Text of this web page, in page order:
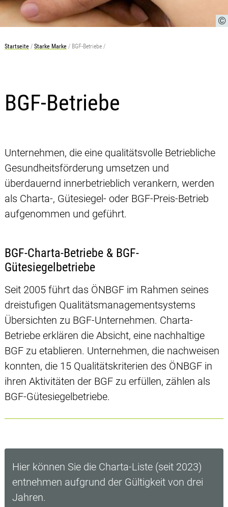
Startseite Starke Marke BGF-Betriebe
BGF-Betriebe
Unternehmen, die eine qualitätsvolle Betriebliche
Gesundheitsförderung umsetzen und
überdauernd innerbetrieblich verankern, werden
als Charta-, Gütesiegel- oder BGF-Preis-Betrieb
aufgenommen und geführt.
BGF-Charta-Betriebe & BGF-
Gütesiegelbetriebe
Seit 2005 führt das ÖNBGF im Rahmen seines
dreistufigen Qualitätsmanagementsystems
Übersichten zu BGF-Unternehmen. Charta-
Betriebe erklären die Absicht, eine nachhaltige
BGF zu etablieren. Unternehmen, die nachweisen
konnten, die 15 Qualitätskriterien des ÖNBGF in
ihren Aktivitäten der BGF zu erfüllen, zählen als
BGF-Gütesiegelbetriebe.
Hier können Sie die Charta-Liste (seit 2023)
entnehmen aufgrund der Gültigkeit von drei
Jahren.